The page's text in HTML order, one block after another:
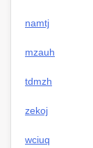
namtj
mzauh
tdmzh
zekoj
wciuq